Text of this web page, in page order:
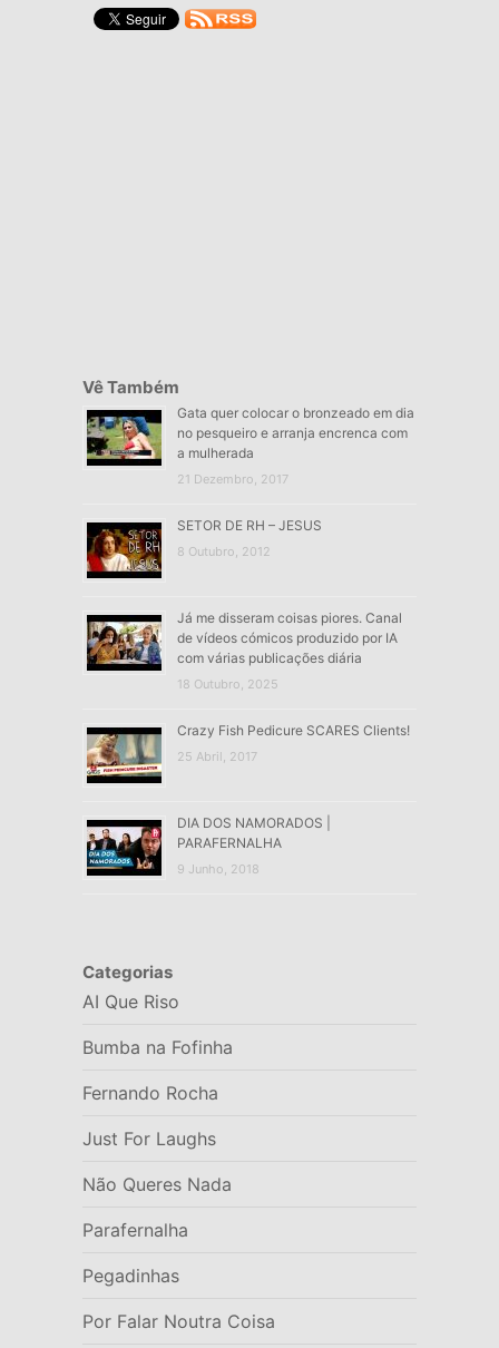
Vê Também
Gata quer colocar o bronzeado em dia
no pesqueiro e arranja encrenca com
a mulherada
21 Dezembro, 2017
SETOR DE RH – JESUS
8 Outubro, 2012
Já me disseram coisas piores. Canal
de vídeos cómicos produzido por IA
com várias publicações diária
18 Outubro, 2025
Crazy Fish Pedicure SCARES Clients!
25 Abril, 2017
DIA DOS NAMORADOS |
PARAFERNALHA
9 Junho, 2018
Categorias
AI Que Riso
Bumba na Fofinha
Fernando Rocha
Just For Laughs
Não Queres Nada
Parafernalha
Pegadinhas
Por Falar Noutra Coisa